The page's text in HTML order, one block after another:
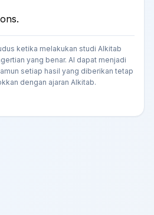
ketika melakukan studi Alkitab
yang benar. AI dapat menjadi
setiap hasil yang diberikan tetap
dengan ajaran Alkitab.